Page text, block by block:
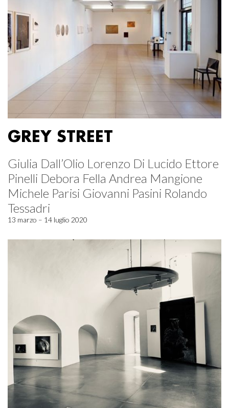
GREY STREET
Giulia Dall’Olio Lorenzo Di Lucido Ettore
Pinelli Debora Fella Andrea Mangione
Michele Parisi Giovanni Pasini Rolando
Tessadri
13 marzo – 14 luglio 2020